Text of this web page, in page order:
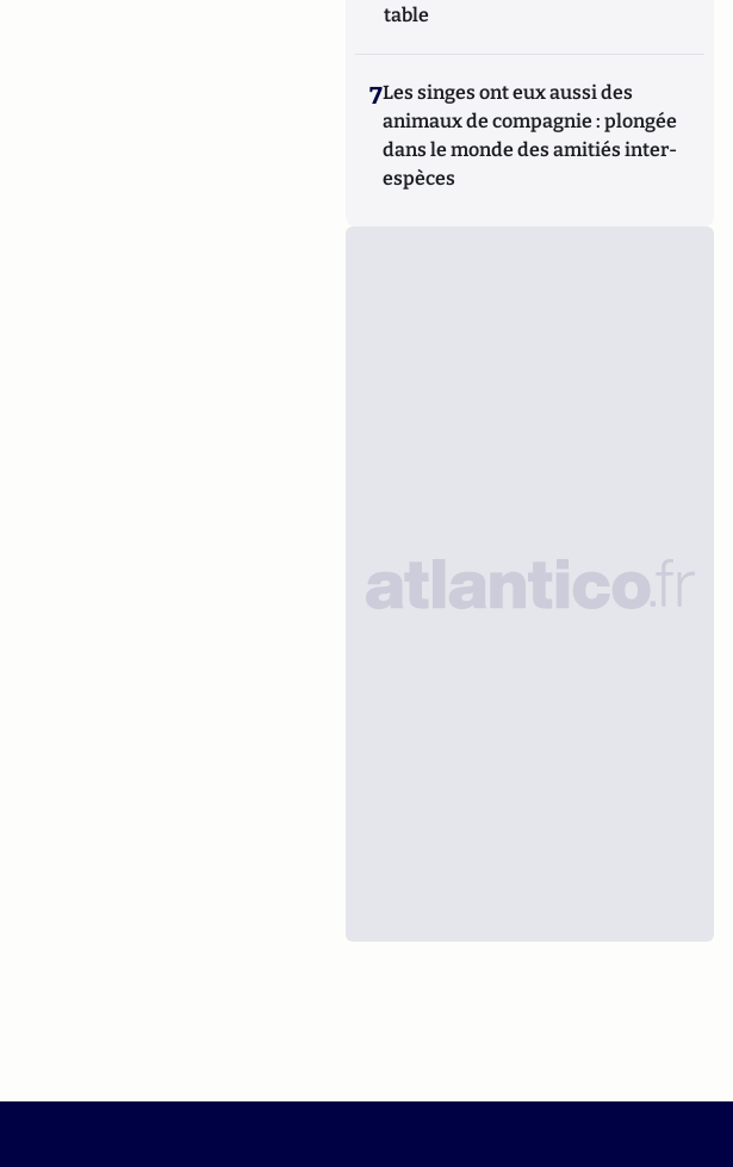
table
7Les singes ont eux aussi des
animaux de compagnie : plongée
dans le monde des amitiés inter-
espèces